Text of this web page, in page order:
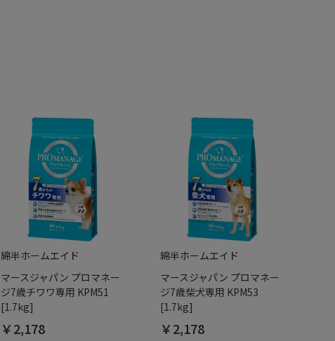
綿半ホームエイド
マースジャパン プロマネー
ジ7歳チワワ専用 KPM51
[1.7kg]
￥2,178
綿半ホームエイド
マースジャパン プロマネー
ジ7歳柴犬専用 KPM53
[1.7kg]
￥2,178